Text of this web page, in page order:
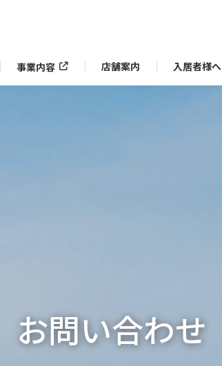
事業内容 店舗案内 入居者様へ
お問い合わせ